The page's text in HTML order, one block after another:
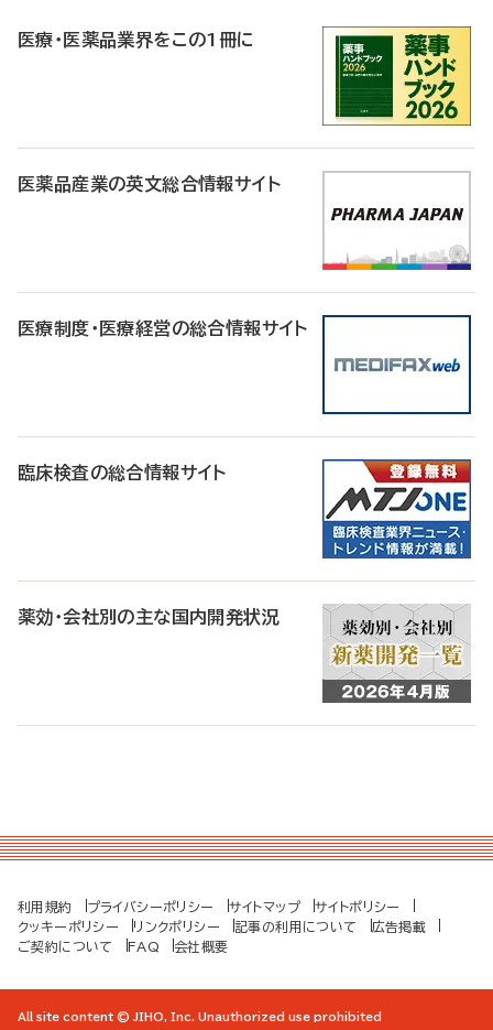
医療・医薬品業界をこの1冊に
医薬品産業の英文総合情報サイト
医療制度・医療経営の総合情報サイト
臨床検査の総合情報サイト
薬効・会社別の主な国内開発状況
利用規約 プライバシーポリシー サイトマップ
サイトポリシー
クッキーポリシー
リンクポリシー 記事の利用について
広告掲載
ご契約について
FAQ 会社概要
All site content © JIHO, Inc. Unauthorized use prohibited